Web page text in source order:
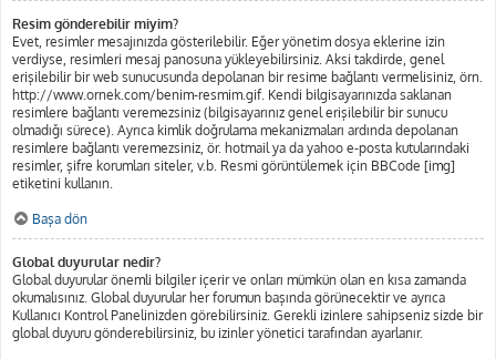
Resim gönderebilir miyim?
Evet, resimler mesajınızda gösterilebilir. Eğer yönetim dosya eklerine izin
verdiyse, resimleri mesaj panosuna yükleyebilirsiniz. Aksi takdirde, genel
erişilebilir bir web sunucusunda depolanan bir resime bağlantı vermelisiniz, örn.
http://www.ornek.com/benim-resmim.gif. Kendi bilgisayarınızda saklanan
resimlere bağlantı veremezsiniz (bilgisayarınız genel erişilebilir bir sunucu
olmadığı sürece). Ayrıca kimlik doğrulama mekanizmaları ardında depolanan
resimlere bağlantı veremezsiniz, ör. hotmail ya da yahoo e-posta kutularındaki
resimler, şifre korumları siteler, v.b. Resmi görüntülemek için BBCode [img]
etiketini kullanın.
Başa dön
Global duyurular nedir?
Global duyurular önemli bilgiler içerir ve onları mümkün olan en kısa zamanda
okumalısınız. Global duyurular her forumun başında görünecektir ve ayrıca
Kullanıcı Kontrol Panelinizden görebilirsiniz. Gerekli izinlere sahipseniz sizde bir
global duyuru gönderebilirsiniz, bu izinler yönetici tarafından ayarlanır.